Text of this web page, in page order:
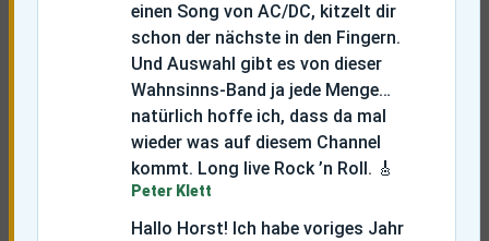
einen Song von AC/DC, kitzelt dir
schon der nächste in den Fingern.
Und Auswahl gibt es von dieser
Wahnsinns-Band ja jede Menge…
natürlich hoffe ich, dass da mal
wieder was auf diesem Channel
kommt. Long live Rock ’n Roll. 🎸
Peter Klett
Hallo Horst! Ich habe voriges Jahr